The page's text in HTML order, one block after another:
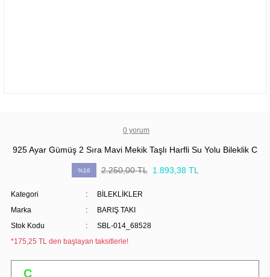
0 yorum
925 Ayar Gümüş 2 Sıra Mavi Mekik Taşlı Harfli Su Yolu Bileklik C
%16 2.250,00 TL 1.893,38 TL
Kategori
BİLEKLİKLER
Marka
BARIŞ TAKI
Stok Kodu
SBL-014_68528
*175,25 TL den başlayan taksitlerle!